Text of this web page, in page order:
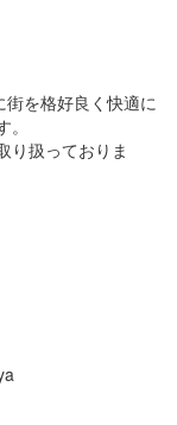
を格好良く快適に
り扱っておりま